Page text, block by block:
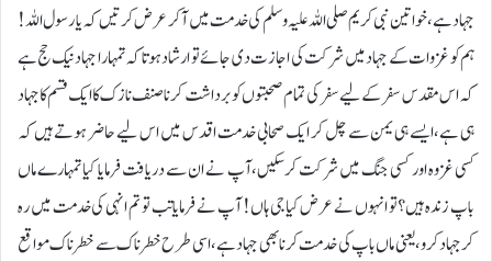
جہاد ہے،خواتین نبی کریم صلی اللہ علیہ وسلم کی خدمت میں آ کر عرض کرتیں کہ یا رسول اللہ!
ہم کو غزوات کے جہاد میں شرکت کی اجازت دی جائے تو ارشاد ہوتا کہ تمہارا جہاد نیک حج ہے
کہ اس مقدس سفر کے لیے سفر کی تمام صحبتوں کو برداشت کرنا صنف نازک کا ایک قسم کا جہاد
ہی ہے،ایسے ہی یمن سے چل کر ایک صحابی خدمت اقدس میں اس لیے حاضر ہوتے ہیں کہ
کسی غزوہ اور کسی جنگ میں شرکت کرسکیں،آپ نے ان سے دریافت فرمایا کیا تمہارے ماں
باپ زندہ ہیں؟ تو انہوں نے عرض کیا جی ہاں! آپ نے فرمایا تب تو تم انہی کی خدمت میں رہ
کرجہاد کرو،یعنی ماں باپ کی خدمت کرنا بھی جہاد ہے،اسی طرح خطرناک سے خطرناک مواقع